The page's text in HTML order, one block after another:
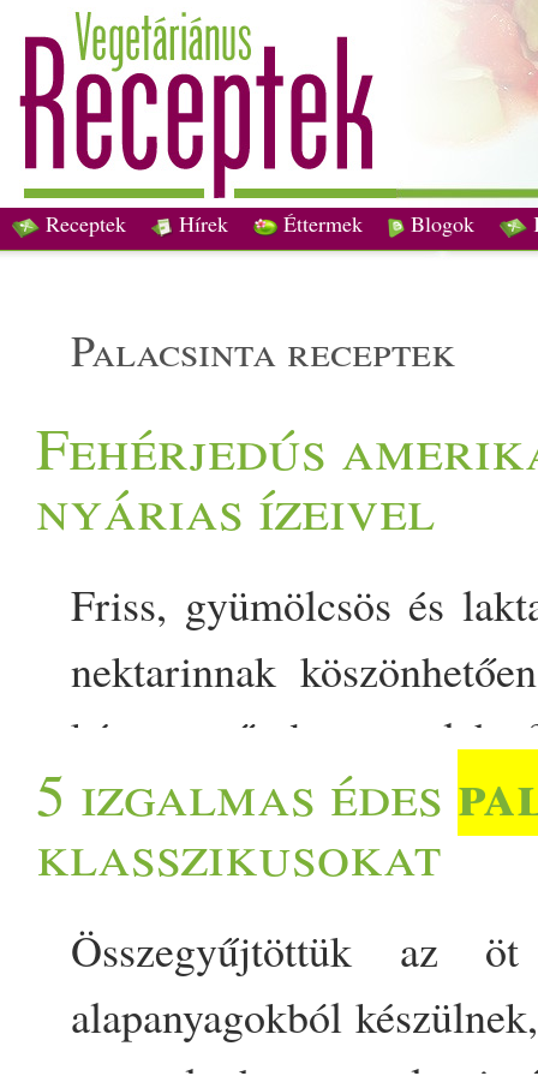
Receptek Hírek Éttermek Blogok
palacsinta receptek
Fehérjedús
nyárias ízeivel
Friss, gyümölcsös és
nektarinnak
kényeztető desszert
elképesztően finom. A
serpenyőben enyhén
karamellizált nektarin
5 izgalmas édes
klasszikusokat
Összegyűjtöttük az
alapanyagokból